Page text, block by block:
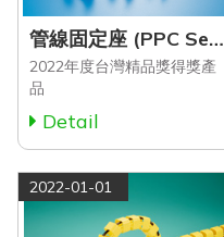
管線固定座 (PPC Series)
2022年度台灣精品獎得獎產
品
Detail
2022-01-01